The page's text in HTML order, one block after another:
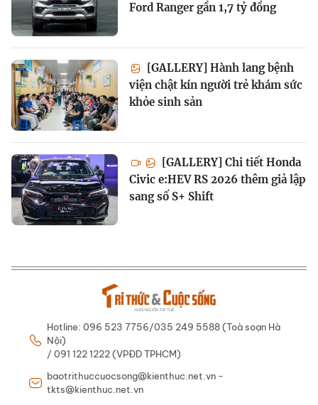
Ford Ranger gần 1,7 tỷ đồng
[GALLERY] Hành lang bệnh
viện chật kín người trẻ khám sức
khỏe sinh sản
[GALLERY] Chi tiết Honda
Civic e:HEV RS 2026 thêm giả lập
sang số S+ Shift
Hotline: 096 523 7756/035 249 5588 (Toà soạn Hà
Nội)
/ 091 122 1222 (VPĐD TPHCM)
baotrithuccuocsong@kienthuc.net.vn -
tkts@kienthuc.net.vn